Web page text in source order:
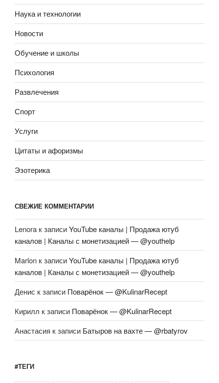
Наука и технологии
Новости
Обучение и школы
Психология
Развлечения
Спорт
Услуги
Цитаты и афоризмы
Эзотерика
СВЕЖИЕ КОММЕНТАРИИ
Lenora к записиYouTube каналы | Продажа ютуб
каналов | Каналы с монетизацией — @youthelp
Marlon к записиYouTube каналы | Продажа ютуб
каналов | Каналы с монетизацией — @youthelp
Денис к записи Поварёнок — @KulinarRecept
Кирилл к записи Поварёнок — @KulinarRecept
Анастасия к записи Батыров на вахте — @rbatyrov
#ТЕГИ